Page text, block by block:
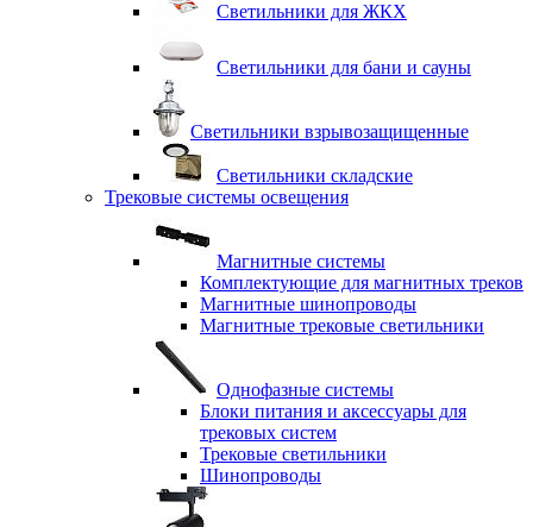
Светильники для ЖКХ
Светильники для бани и сауны
Светильники взрывозащищенные
Светильники складские
Трековые системы освещения
Магнитные системы
Комплектующие для магнитных треков
Магнитные шинопроводы
Магнитные трековые светильники
Однофазные системы
Блоки питания и аксессуары для
трековых систем
Трековые светильники
Шинопроводы